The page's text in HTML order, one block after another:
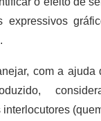
expressivos
com a ajuda